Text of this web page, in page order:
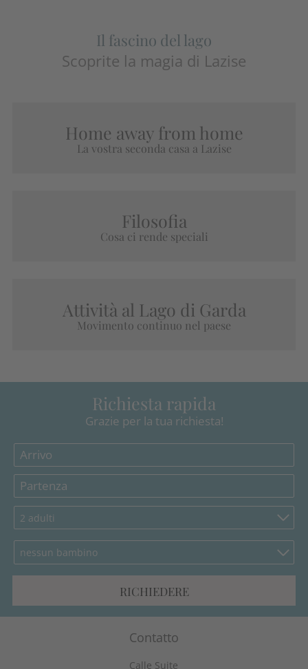
Il fascino del lago
Scoprite la magia di Lazise
Home away from home
La vostra seconda casa a Lazise
Filosofia
Cosa ci rende speciali
Attività al Lago di Garda
Movimento continuo nel paese
Richiesta rapida
Grazie per la tua richiesta!
2 adulti
nessun bambino
RICHIEDERE
Contatto
Calle Suite